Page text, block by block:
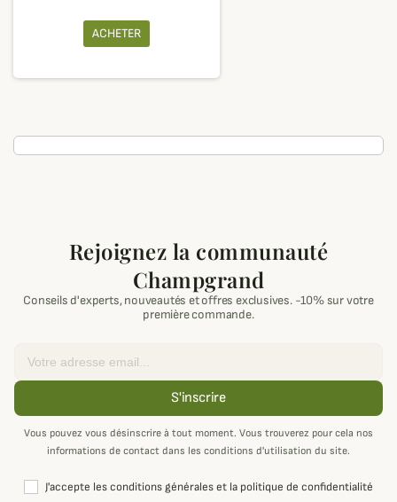
ACHETER
Rejoignez la communauté
Champgrand
Conseils d'experts, nouveautés et offres exclusives. -10% sur votre
première commande.
S'inscrire
Vous pouvez vous désinscrire à tout moment. Vous trouverez pour cela nos
informations de contact dans les conditions d'utilisation du site.
J'accepte les conditions générales et la politique de confidentialité